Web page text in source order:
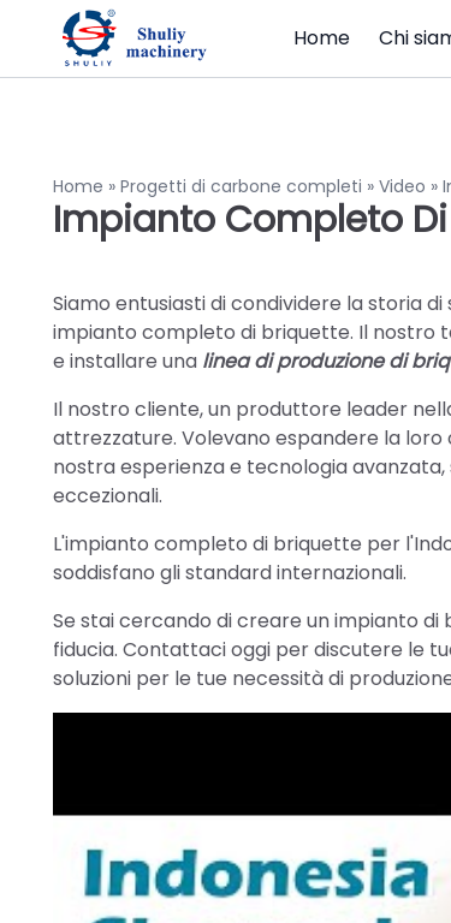
Home Chi
Home » Progetti di carbone completi » Video »
Impianto Completo
Siamo entusiasti di condividere la storia
impianto completo di briquette. Il nostro
e installare una linea di produzione di
Il nostro cliente, un produttore leader
attrezzature. Volevano espandere la
nostra esperienza e tecnologia
eccezionali.
L'impianto completo di briquette per
soddisfano gli standard internazionali.
Se stai cercando di creare un impianto
fiducia. Contattaci oggi per discutere le
soluzioni per le tue necessità di